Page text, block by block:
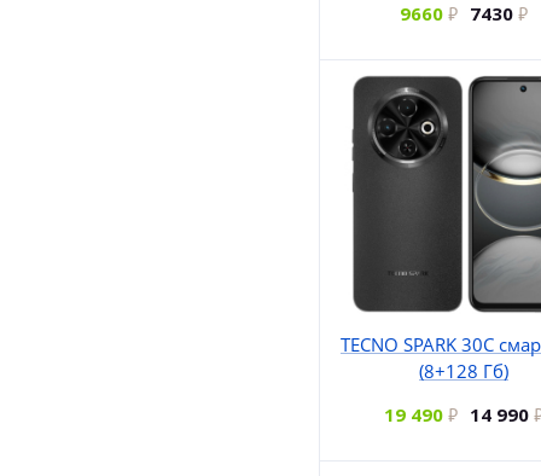
9660
7430
TECNO SPARK 30C
(8+128 Гб)
19 490
14 990